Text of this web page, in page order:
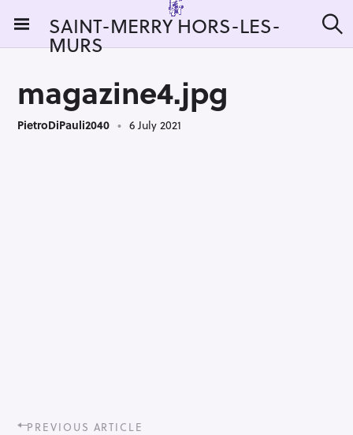
i
SAINT-MERRY HORS-LES-
MURS e
magazine4.jpg
PietroDiPauli2040 6 July 2021
PPREVIOUS ARTICLE